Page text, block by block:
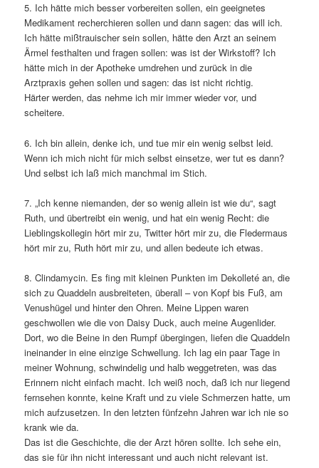
5. Ich hätte mich besser vorbereiten sollen, ein geeignetes
Medikament recherchieren sollen und dann sagen: das will ich.
Ich hätte mißtrauischer sein sollen, hätte den Arzt an seinem
Ärmel festhalten und fragen sollen: was ist der Wirkstoff? Ich
hätte mich in der Apotheke umdrehen und zurück in die
Arztpraxis gehen sollen und sagen: das ist nicht richtig.
Härter werden, das nehme ich mir immer wieder vor, und
scheitere.
6. Ich bin allein, denke ich, und tue mir ein wenig selbst leid.
Wenn ich mich nicht für mich selbst einsetze, wer tut es dann?
Und selbst ich laß mich manchmal im Stich.
7. „Ich kenne niemanden, der so wenig allein ist wie du“, sagt
Ruth, und übertreibt ein wenig, und hat ein wenig Recht: die
Lieblingskollegin hört mir zu, Twitter hört mir zu, die Fledermaus
hört mir zu, Ruth hört mir zu, und allen bedeute ich etwas.
8. Clindamycin. Es fing mit kleinen Punkten im Dekolleté an, die
sich zu Quaddeln ausbreiteten, überall – von Kopf bis Fuß, am
Venushügel und hinter den Ohren. Meine Lippen waren
geschwollen wie die von Daisy Duck, auch meine Augenlider.
Dort, wo die Beine in den Rumpf übergingen, liefen die Quaddeln
ineinander in eine einzige Schwellung. Ich lag ein paar Tage in
meiner Wohnung, schwindelig und halb weggetreten, was das
Erinnern nicht einfach macht. Ich weiß noch, daß ich nur liegend
fernsehen konnte, keine Kraft und zu viele Schmerzen hatte, um
mich aufzusetzen. In den letzten fünfzehn Jahren war ich nie so
krank wie da.
Das ist die Geschichte, die der Arzt hören sollte. Ich sehe ein,
das sie für ihn nicht interessant und auch nicht relevant ist.